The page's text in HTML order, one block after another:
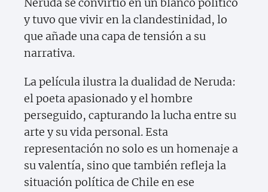
y tuvo que vivir en la clandestinidad, lo
que añade una capa de tensión a su
narrativa.
La película ilustra la dualidad de Neruda:
el poeta apasionado y el hombre
perseguido, capturando la lucha entre su
arte y su vida personal. Esta
representación no solo es un homenaje a
su valentía, sino que también refleja la
situación política de Chile en ese